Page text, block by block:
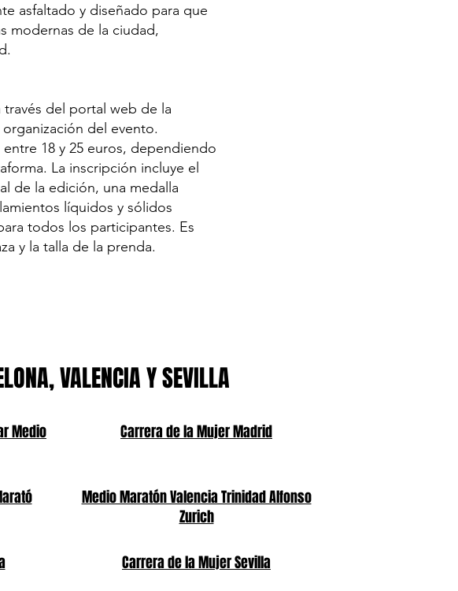
asfaltado y diseñado para que
modernas de la ciudad,
del portal web de la
del evento.
18 y 25 euros, dependiendo
La inscripción incluye el
de la edición, una medalla
líquidos y sólidos
todos los participantes. Es
y la talla de la prenda.
VALENCIA Y SEVILLA
Medio
Carrera de la Mujer Madrid
Medio Maratón Valencia Trinidad Alfonso
Zurich
Carrera de la Mujer Sevilla